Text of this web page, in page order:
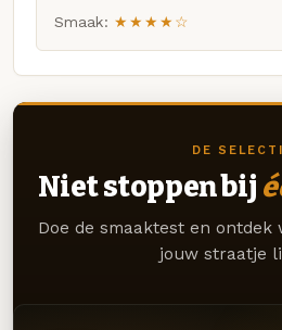
Smaak: ★★★★☆
DE
Niet stoppen bij
Doe de smaaktest en
jouw straatje